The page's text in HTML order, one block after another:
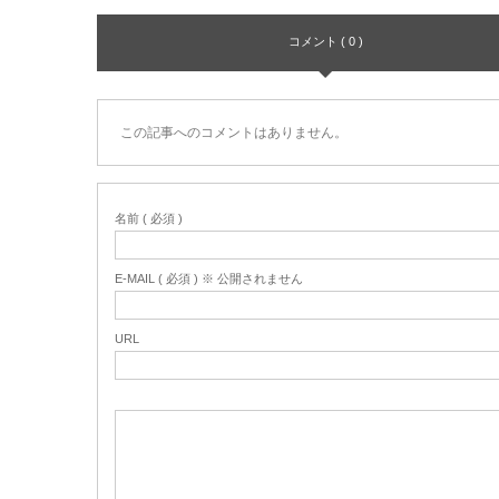
コメント ( 0 )
この記事へのコメントはありません。
名前 ( 必須 )
E-MAIL ( 必須 ) ※ 公開されません
URL